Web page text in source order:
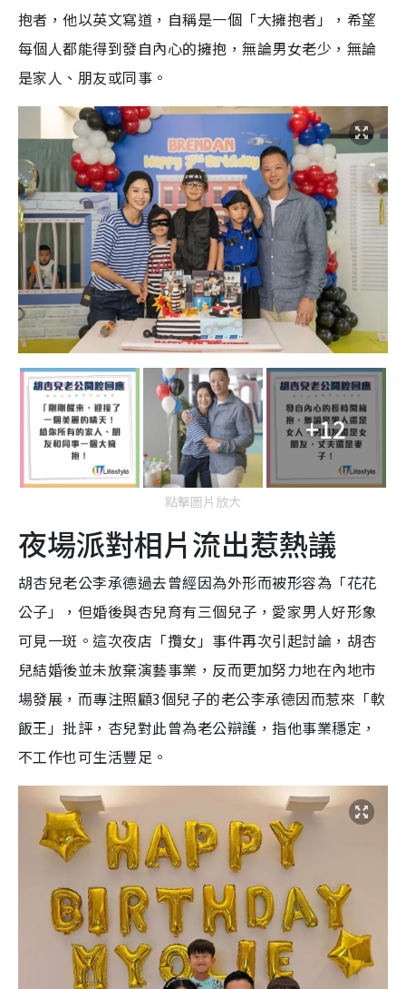
抱者，他以英文寫道，自稱是一個「大擁抱者」，希望
每個人都能得到發自內心的擁抱，無論男女老少，無論
是家人、朋友或同事。
+12
點擊圖片放大
夜場派對相片流出惹熱議
胡杏兒老公李承德過去曾經因為外形而被形容為「花花
公子」，但婚後與杏兒育有三個兒子，愛家男人好形象
可見一斑。這次夜店「攬女」事件再次引起討論，胡杏
兒結婚後並未放棄演藝事業，反而更加努力地在內地市
場發展，而專注照顧3個兒子的老公李承德因而惹來「軟
飯王」批評，杏兒對此曾為老公辯護，指他事業穩定，
不工作也可生活豐足。